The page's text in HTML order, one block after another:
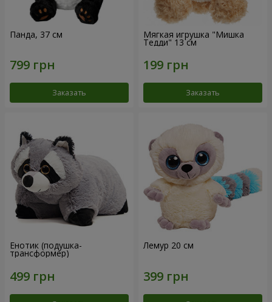
Панда, 37 см
Заказать
Мягкая игрушка "Мишка
Тедди" 13 см
Заказать
Енотик (подушка-
трансформер)
Лемур 20 см